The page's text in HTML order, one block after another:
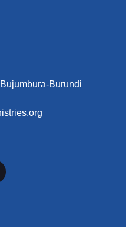
Burundi